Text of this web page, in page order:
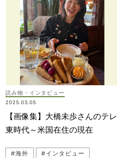
読み物・インタビュー
2025.03.05
【画像集】大橋未歩さんのテレ
東時代～米国在住の現在
#海外
#インタビュー